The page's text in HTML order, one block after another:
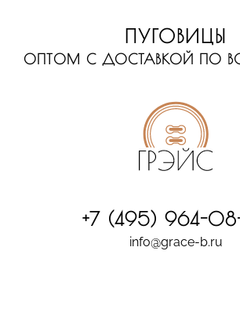
ПУГОВИЦЫ
ОПТОМ С ДОСТАВКОЙ ПО
+7 (495) 964-
info@grace-b.ru